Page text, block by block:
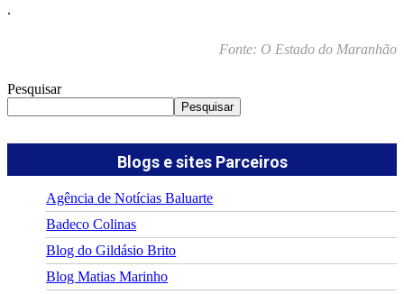
.
Fonte: O Estado do Maranhão
Pesquisar
Pesquisar
Blogs e sites Parceiros
Agência de Notícias Baluarte
Badeco Colinas
Blog do Gildásio Brito
Blog Matias Marinho